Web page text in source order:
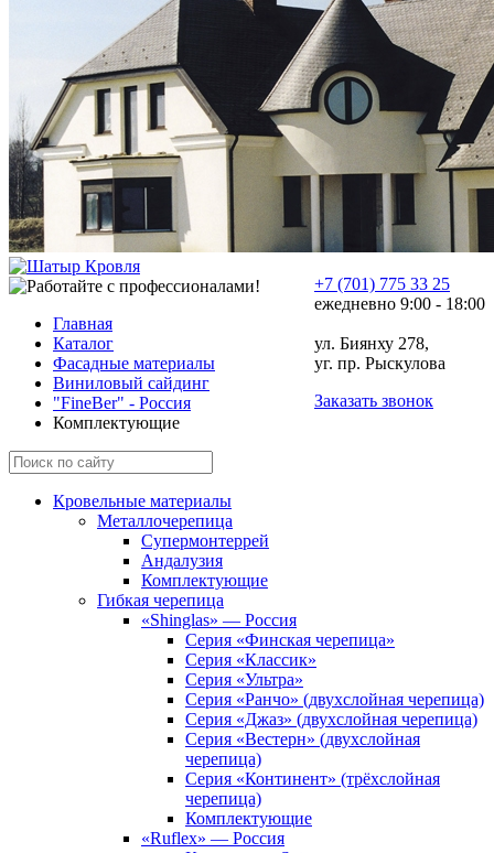
+7 (701) 775 33 25
ежедневно 9:00 - 18:00
ул. Биянху 278,
уг. пр. Рыскулова
Заказать звонок
Главная
Каталог
Фасадные материалы
Виниловый сайдинг
"FineBer" - Россия
Комплектующие
Кровельные материалы
Металлочерепица
Супермонтеррей
Андалузия
Комплектующие
Гибкая черепица
«Shinglas» — Россия
Серия «Финская черепица»
Серия «Классик»
Серия «Ультра»
Серия «Ранчо» (двухслойная черепица)
Серия «Джаз» (двухслойная черепица)
Серия «Вестерн» (двухслойная
черепица)
Серия «Континент» (трёхслойная
черепица)
Комплектующие
«Ruflex» — Россия